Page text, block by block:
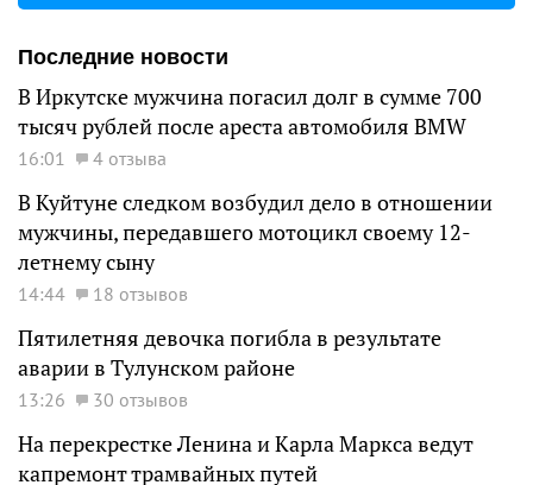
Последние новости
В Иркутске мужчина погасил долг в сумме 700
тысяч рублей после ареста автомобиля BMW
16:01 4 отзыва
В Куйтуне следком возбудил дело в отношении
мужчины, передавшего мотоцикл своему 12-
летнему сыну
14:44 18 отзывов
Пятилетняя девочка погибла в результате
аварии в Тулунском районе
13:26 30 отзывов
На перекрестке Ленина и Карла Маркса ведут
капремонт трамвайных путей